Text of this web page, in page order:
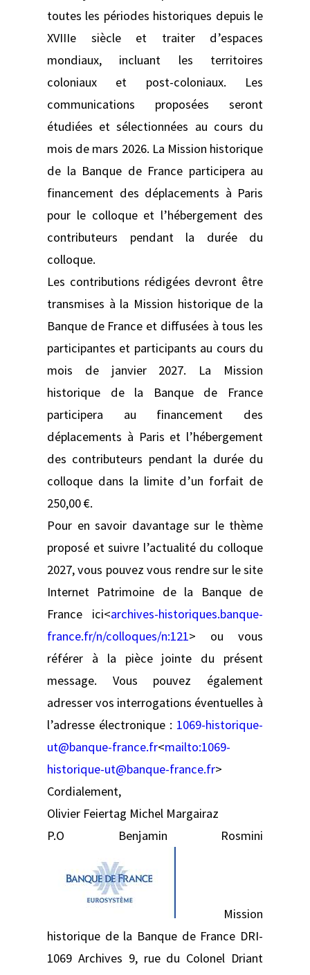
toutes les périodes historiques depuis le
XVIIIe siècle et traiter d’espaces
mondiaux, incluant les territoires
coloniaux et post-coloniaux. Les
communications proposées seront
étudiées et sélectionnées au cours du
mois de mars 2026. La Mission historique
de la Banque de France participera au
financement des déplacements à Paris
pour le colloque et l’hébergement des
contributeurs pendant la durée du
colloque.
Les contributions rédigées devront être
transmises à la Mission historique de la
Banque de France et diffusées à tous les
participantes et participants au cours du
mois de janvier 2027. La Mission
historique de la Banque de France
participera au financement des
déplacements à Paris et l’hébergement
des contributeurs pendant la durée du
colloque dans la limite d’un forfait de
250,00 €.
Pour en savoir davantage sur le thème
proposé et suivre l’actualité du colloque
2027, vous pouvez vous rendre sur le site
Internet Patrimoine de la Banque de
France ici<archives-historiques.banque-
france.fr/n/colloques/n:121> ou vous
référer à la pièce jointe du présent
message. Vous pouvez également
adresser vos interrogations éventuelles à
l’adresse électronique : 1069-historique-
ut@banque-france.fr<mailto:1069-
historique-ut@banque-france.fr>
Cordialement,
Olivier Feiertag Michel Margairaz
P.O Benjamin Rosmini
Mission
historique de la Banque de France DRI-
1069 Archives 9, rue du Colonel Driant